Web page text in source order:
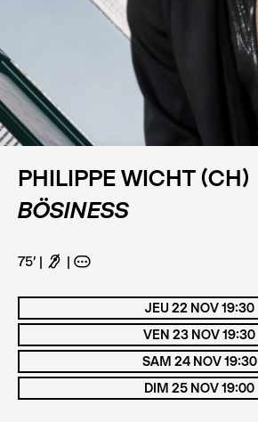
PHILIPPE WICHT (CH)
BÖSINESS
75’ F A
JEU 22 NOV 19:30
VEN 23 NOV 19:30
SAM 24 NOV 19:30
DIM 25 NOV 19:00